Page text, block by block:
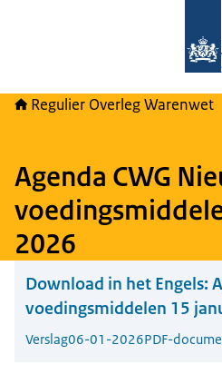
Regulier Overleg Warenwet
Agenda CWG
2026
Download in het Engels:
voedingsmiddelen 15
Verslag06-01-2026PDF-